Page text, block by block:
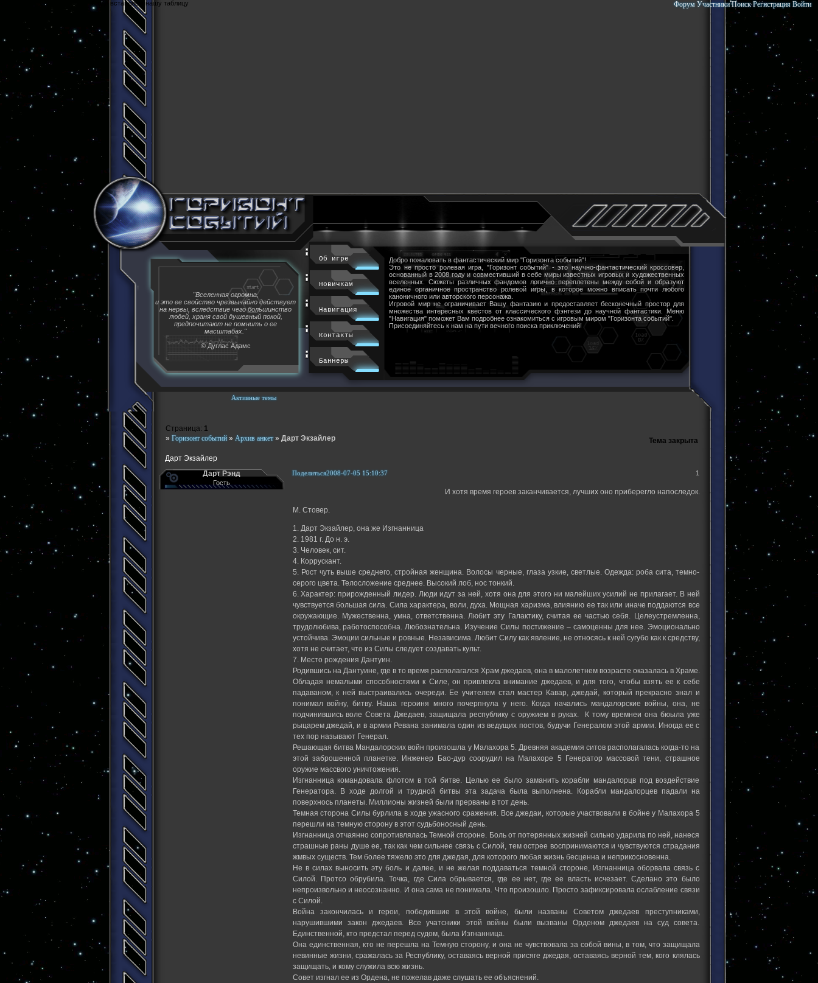
Cюда вставляем нашу таблицу Форум Участники Поиск Регистрация Войти
Активные темы
"Вселенная огромна,
и это ее свойство чрезвычайно действует
на нервы, вследствие чего большинство
людей, храня свой душевный покой,
предпочитают не помнить о ее
масштабах."
© Дуглас Адамс
Об игре
Новичкам
Навигация
Контакты
Баннеры
Добро пожаловать в фантастический мир "Горизонта событий"!
Это не просто ролевая игра, "Горизонт событий" - это научно-фантастический кроссовер,
основанный в 2008 году и совместивший в себе миры известных игровых и художественных
вселенных. Сюжеты различных фандомов логично переплетены между собой и образуют
единое органичное пространство ролевой игры, в которое можно вписать почти любого
каноничного или авторского персонажа.
Игровой мир не ограничивает Вашу фантазию и предоставляет бесконечный простор для
множества интересных квестов от классического фэнтези до научной фантастики. Меню
"Навигация" поможет Вам подробнее ознакомиться с игровым миром "Горизонта событий".
Присоединяйтесь к нам на пути вечного поиска приключений!
» Горизонт событий » Архив анкет » Дарт Экзайлер
Дарт Экзайлер
Страница: 1
Тема закрыта
Поделиться 1
2008-07-05 15:10:37
Дарт Рэнд
Гость
И хотя время героев заканчивается, лучших оно приберегло напоследок.
М. Стовер.
1. Дарт Экзайлер, она же Изгнанница
2. 1981 г. До н. э.
3. Человек, сит.
4. Коррускант.
5. Рост чуть выше среднего, стройная женщина. Волосы черные, глаза узкие, светлые. Одежда: роба сита, темно-
серого цвета. Телосложение среднее. Высокий лоб, нос тонкий.
6. Характер: прирожденный лидер. Люди идут за ней, хотя она для этого ни малейших усилий не прилагает. В ней
чувствуется большая сила. Сила характера, воли, духа. Мощная харизма, влиянию ее так или иначе поддаются все
окружающие. Мужественна, умна, ответственна. Любит эту Галактику, считая ее частью себя. Целеустремленна,
трудолюбива, работоспособна. Любознательна. Изучение Силы постижение – самоценны для нее. Эмоционально
устойчива. Эмоции сильные и ровные. Независима. Любит Силу как явление, не относясь к ней сугубо как к средству,
хотя не считает, что из Силы следует создавать культ.
7. Место рождения Дантуин.
Родившись на Дантуине, где в то время располагался Храм джедаев, она в малолетнем возрасте оказалась в Храме.
Обладая немалыми способностями к Силе, он привлекла внимание джедаев, и для того, чтобы взять ее к себе
падаваном, к ней выстраивались очереди. Ее учителем стал мастер Кавар, джедай, который прекрасно знал и
понимал войну, битву. Наша героиня много почерпнула у него. Когда начались мандалорские войны, она, не
подчинившись воле Совета Джедаев, защищала республику с оружием в руках. К тому времнеи она бюыла уже
рыцарем джедай, и в армии Ревана занимала один из ведущих постов, будучи Генералом этой армии. Иногда ее с
тех пор называют Генерал.
Решающая битва Мандалорских войн произошла у Малахора 5. Древняя академия ситов располагалась когда-то на
этой заброшенной планетке. Инженер Бао-дур соорудил на Малахоре 5 Генератор массовой тени, страшное
оружие массвого уничтожения.
Изгнанница командовала флотом в той битве. Целью ее было заманить корабли мандалорцв под воздействие
Генератора. В ходе долгой и трудной битвы эта задача была выполнена. Корабли мандалорцев падали на
поверхнось планеты. Миллионы жизней были прерваны в тот день.
Темная сторона Силы бурлила в ходе ужасного сражения. Все джедаи, которые участвовали в бойне у Малахора 5
перешли на темную сторону в этот судьбоносный день.
Изгнанница отчаянно сопротивлялась Темной стороне. Боль от потерянных жизней сильно ударила по ней, нанеся
страшные раны душе ее, так как чем сильнее связь с Силой, тем острее воспринимаются и чувствуются страдания
жмвых существ. Тем более тяжело это для джедая, для которого любая жизнь бесценна и неприкосновенна.
Не в силах выносить эту боль и далее, и не желая поддаваться темной стороне, Изгнанница оборвала связь с
Силой. Протсо обрубила. Точка, где Сила обрывается, где ее нет, где ее власть исчезает. Сделано это было
непроизвольно и неосознанно. И она сама не понимала. Что произошло. Просто зафиксировала ослабление связи
с Силой.
Война закончилась и герои, победившие в этой войне, были названы Советом джедаев преступниками,
нарушившими закон джедаев. Все учатсники этой войны были вызваны Орденом джедаев на суд совета.
Единственной, кто предстал перед судом, была Изгнанница.
Она единственная, кто не перешла на Темную сторону, и она не чувствовала за собой вины, в том, что защищала
невинные жизни, сражалась за Республику, оставаясь верной присяге джедая, оставаясь верной тем, кого клялась
защищать, и кому служила всю жизнь.
Совет изгнал ее из Ордена, не пожелав даже слушать ее объяснений.